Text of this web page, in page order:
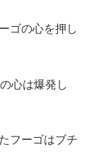
ゴの心を押し
心は爆発し
フーゴはブチ